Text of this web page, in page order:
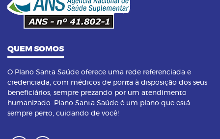
QUEM SOMOS
O Plano Santa Saúde oferece uma rede referenciada e
credenciada, com médicos de ponta à disposição dos seus
beneficiários, sempre prezando por um atendimento
humanizado. Plano Santa Saúde é um plano que está
sempre perto, cuidando de você!